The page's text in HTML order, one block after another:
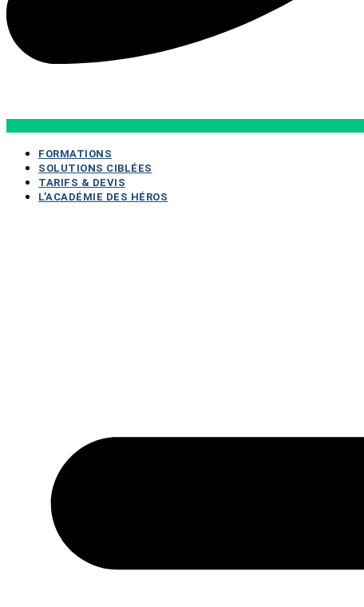
FORMATIONS
SOLUTIONS CIBLÉES
TARIFS & DEVIS
L’ACADÉMIE DES HÉROS